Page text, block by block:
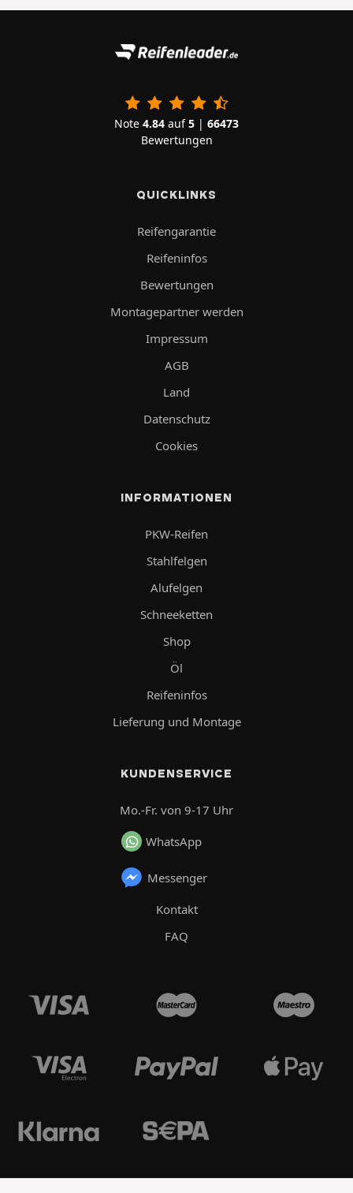
Note 4.84 auf5 | 66473
Bewertungen
QUICKLINKS
Reifengarantie
Reifeninfos
Bewertungen
Montagepartner werden
Impressum
AGB
Land
Datenschutz
Cookies
INFORMATIONEN
PKW-Reifen
Stahlfelgen
Alufelgen
Schneeketten
Shop
Öl
Reifeninfos
Lieferung und Montage
KUNDENSERVICE
Mo.-Fr. von 9-17 Uhr
WhatsApp
Messenger
Kontakt
FAQ